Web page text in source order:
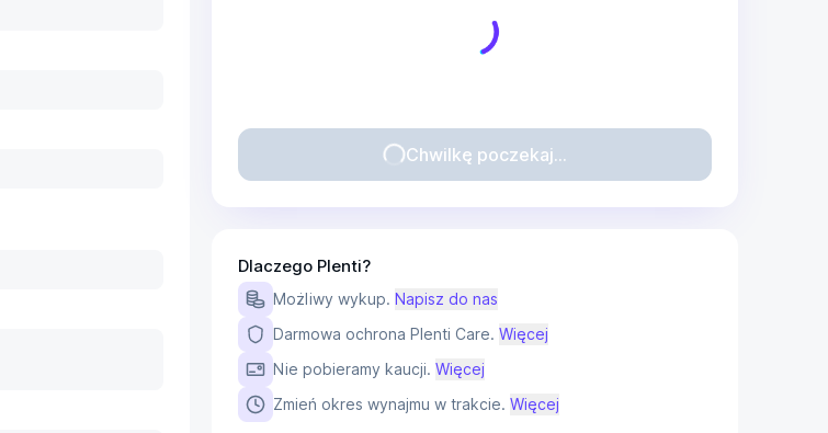
Chwilkę poczekaj...
Dlaczego Plenti?
Możliwy wykup. Napisz do nas
Darmowa ochrona Plenti Care. Więcej
Nie pobieramy kaucji. Więcej
Zmień okres wynajmu w trakcie. Więcej